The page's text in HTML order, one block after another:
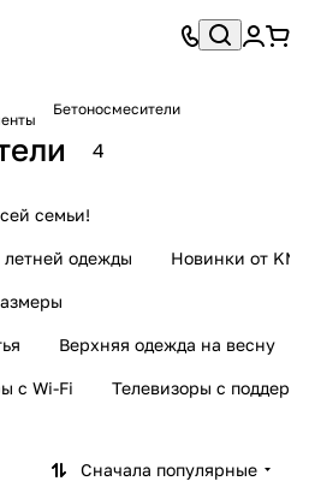
Бетоносмесители
4
семьи!
одежды Новинки от KMI
Верхняя одежда на весну
с Wi-Fi Телевизоры с
Сначала популярные